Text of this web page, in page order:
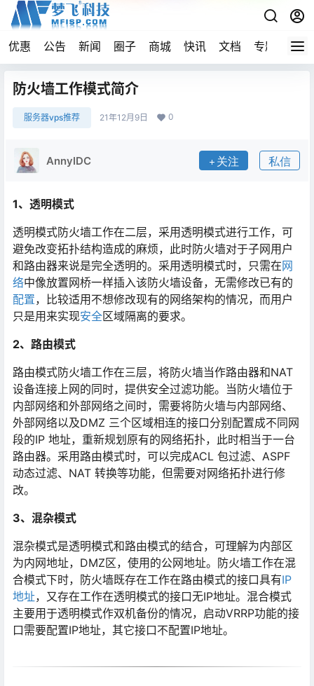
优惠 公告 新闻 圈子 商城 快讯 文档 专题 导航
防火墙工作模式简介
服务器vps推荐 21年12月9日 0
AnnyIDC 关注 私信
1、透明模式
透明模式防火墙工作在二层，采用透明模式进行工作，可
避免改变拓扑结构造成的麻烦，此时防火墙对于子网用户
和路由器来说是完全透明的。采用透明模式时，只需在网
络中像放置网桥一样插入该防火墙设备，无需修改已有的
配置，比较适用不想修改现有的网络架构的情况，而用户
只是用来实现安全区域隔离的要求。
2、路由模式
路由模式防火墙工作在三层，将防火墙当作路由器和NAT
设备连接上网的同时，提供安全过滤功能。当防火墙位于
内部网络和外部网络之间时，需要将防火墙与内部网络、
外部网络以及DMZ 三个区域相连的接口分别配置成不同网
段的IP 地址，重新规划原有的网络拓扑，此时相当于一台
路由器。采用路由模式时，可以完成ACL 包过滤、ASPF
动态过滤、NAT 转换等功能，但需要对网络拓扑进行修
改。
3、混杂模式
混杂模式是透明模式和路由模式的结合，可理解为内部区
为内网地址，DMZ区，使用的公网地址。防火墙工作在混
合模式下时，防火墙既存在工作在路由模式的接口具有IP
地址，又存在工作在透明模式的接口无IP地址。混合模式
主要用于透明模式作双机备份的情况，启动VRRP功能的接
口需要配置IP地址，其它接口不配置IP地址。